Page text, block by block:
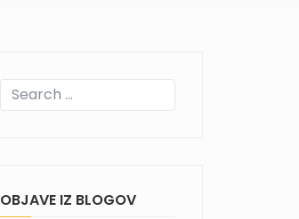
OBJAVE IZ BLOGOV